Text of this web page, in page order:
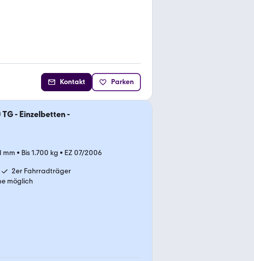
Kontakt Parken
- Einzelbetten -
mm • Bis 1.700 kg • EZ 07/2006
2er Fahrradträger
möglich